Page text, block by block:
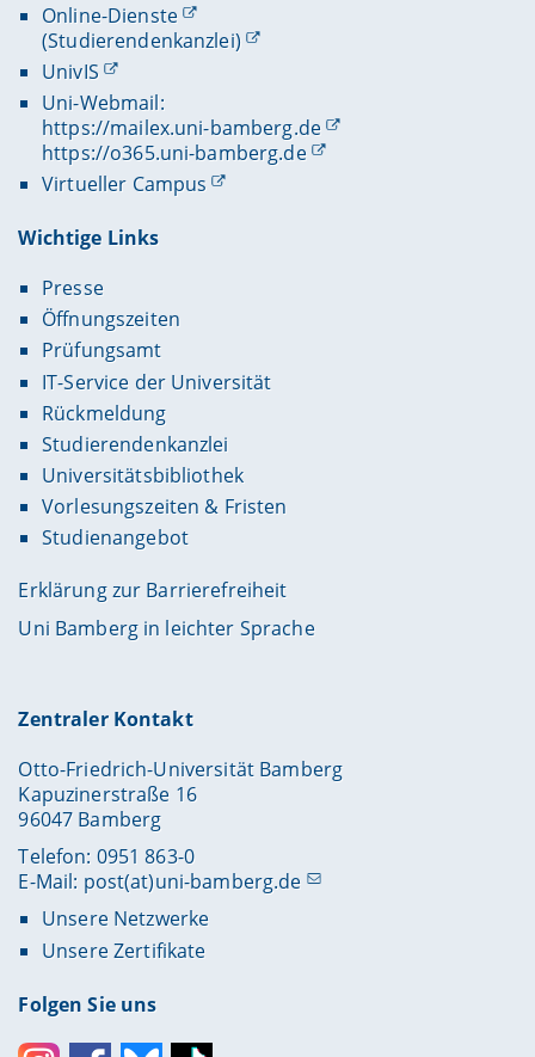
Online-Dienste
(Studierendenkanzlei)
UnivIS
Uni-Webmail:
https://mailex.uni-bamberg.de
https://o365.uni-bamberg.de
Virtueller Campus
Wichtige Links
Presse
Öffnungszeiten
Prüfungsamt
IT-Service der Universität
Rückmeldung
Studierendenkanzlei
Universitätsbibliothek
Vorlesungszeiten & Fristen
Studienangebot
Erklärung zur Barrierefreiheit
Uni Bamberg in leichter Sprache
Zentraler Kontakt
Otto-Friedrich-Universität Bamberg
Kapuzinerstraße 16
96047 Bamberg
Telefon: 0951 863-0
E-Mail: post(at)uni-bamberg.de
Unsere Netzwerke
Unsere Zertifikate
Folgen Sie uns